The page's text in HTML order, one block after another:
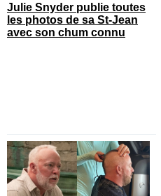
Julie Snyder publie toutes
les photos de sa St-Jean
avec son chum connu